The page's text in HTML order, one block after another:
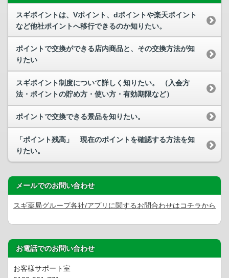
スギポイントは、Vポイント、dポイントや楽天ポイント
など他社ポイントへ移行できるのか知りたい。
ポイントで交換ができる店内商品と、その交換方法が知
りたい
スギポイント制度について詳しく知りたい。 （入会方
法・ポイントの貯め方・使い方・有効期限など）
ポイントで交換できる景品を知りたい。
「ポイント残高」 現在のポイントを確認する方法を知
りたい。
メールでのお問い合わせ
スギ薬局グループ各社/アプリに関するお問合わせはコチラから
お電話でのお問い合わせ
お客様サポート室